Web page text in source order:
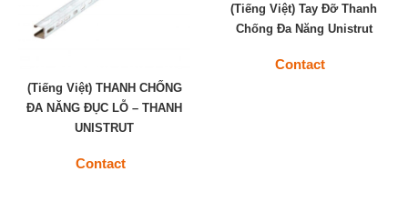
(Tiếng Việt) THANH CHỐNG
ĐA NĂNG ĐỤC LỖ – THANH
UNISTRUT
Contact
(Tiếng Việt) Tay Đỡ Thanh
Chống Đa Năng Unistrut
Contact